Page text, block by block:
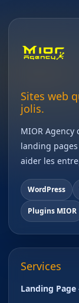
Sites web
jolis.
MIOR Agency
landing
aider les
WordPress
Plugins MIOR
Services
Landing